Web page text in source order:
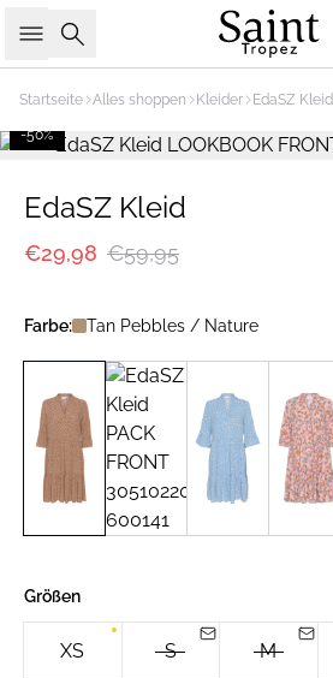
Suche
Startseite Alles shoppen Kleider EdaSZ Kleid
-50%
EdaSZ Kleid
€29,98 €59,95
Farbe: Tan Pebbles / Nature
Größen
XS S M